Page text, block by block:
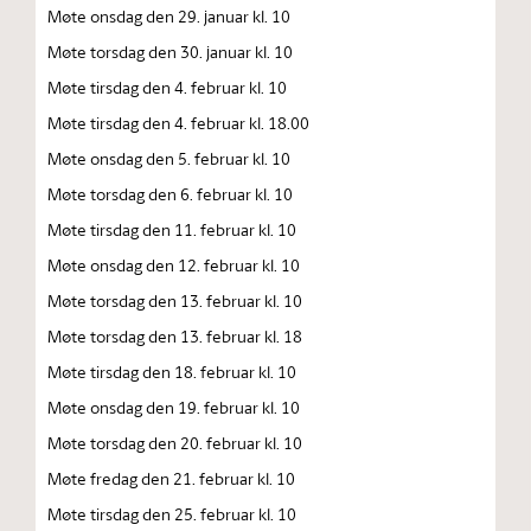
Møte onsdag den 29. januar kl. 10
Møte torsdag den 30. januar kl. 10
Møte tirsdag den 4. februar kl. 10
Møte tirsdag den 4. februar kl. 18.00
Møte onsdag den 5. februar kl. 10
Møte torsdag den 6. februar kl. 10
Møte tirsdag den 11. februar kl. 10
Møte onsdag den 12. februar kl. 10
Møte torsdag den 13. februar kl. 10
Møte torsdag den 13. februar kl. 18
Møte tirsdag den 18. februar kl. 10
Møte onsdag den 19. februar kl. 10
Møte torsdag den 20. februar kl. 10
Møte fredag den 21. februar kl. 10
Møte tirsdag den 25. februar kl. 10